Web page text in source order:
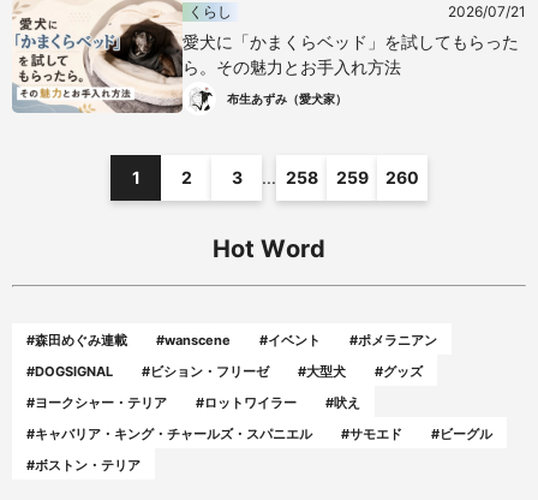
くらし 2026/07/21
愛犬に「かまくらベッド」を試してもらった
ら。その魅力とお手入れ方法
布生あずみ（愛犬家）
1 2 3 ... 258 259 260
Hot Word
#森田めぐみ連載 #wanscene #イベント
#ポメラニアン
#DOGSIGNAL
#ビション・フリーゼ #大型犬
#グッズ
#ヨークシャー・テリア
#ロットワイラー
#吠え
#キャバリア・キング・チャールズ・スパニエル
#サモエド
#ビーグル
#ボストン・テリア